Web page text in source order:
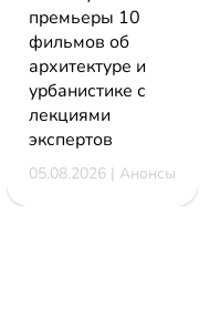
премьеры 10
фильмов об
архитектуре и
урбанистике с
лекциями
экспертов
05.08.2026 | Анонсы